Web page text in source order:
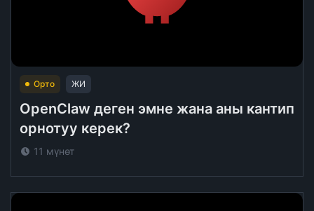
Орто ЖИ
OpenClaw деген эмне жана аны кантип
орнотуу керек?
11 мүнөт